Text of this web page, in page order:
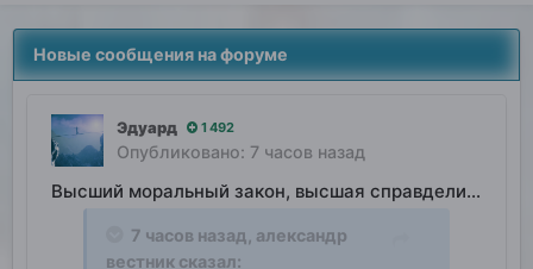
аванс! И вдруг, всё разом оживилось...
Новые сообщения на форуме
Эдуард 1 492
Опубликовано: 7 часов назад
Высший моральный закон, высшая справделивость
7 часов назад, александр
вестник сказал: